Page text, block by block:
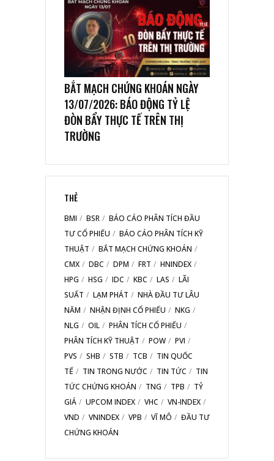
BẮT MẠCH CHỨNG KHOÁN NGÀY
13/07/2026: BÁO ĐỘNG TỶ LỆ
ĐÒN BẨY THỰC TẾ TRÊN THỊ
TRƯỜNG
THẺ
BMI BSR
BÁO CÁO PHÂN TÍCH ĐẦU
TƯ CỔ PHIẾU
BÁO CÁO PHÂN TÍCH KỸ
THUẬT
BẮT MẠCH CHỨNG KHOÁN
CMX
DBC DPM FRT
HNINDEX
HPG
HSG IDC KBC LAS
LÃI
SUẤT
LẠM PHÁT
NHÀ ĐẦU TƯ LÂU
NĂM
NHẬN ĐỊNH CỔ PHIẾU
NKG
NLG
OIL
PHÂN TÍCH CỔ PHIẾU
PHÂN TÍCH KỸ THUẬT
POW
PVI
PVS
SHB STB TCB
TIN QUỐC
TẾ
TIN TRONG NƯỚC TIN TỨC
TIN
TỨC CHỨNG KHOÁN
TNG TPB
TỶ
GIÁ
UPCOM INDEX VHC
VN-INDEX
VND
VNINDEX VPB VĨ MÔ
ĐẦU TƯ
CHỨNG KHOÁN